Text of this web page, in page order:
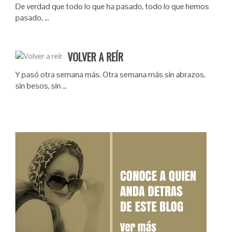
De verdad que todo lo que ha pasado, todo lo que hemos
pasado, …
VOLVER A REÍR
Y pasó otra semana más. Otra semana más sin abrazos,
sin besos, sin …